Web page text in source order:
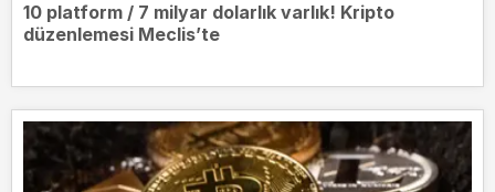
10 platform / 7 milyar dolarlık varlık! Kripto
düzenlemesi Meclis’te